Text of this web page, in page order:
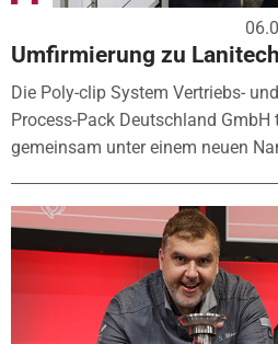
Umfirmierung zu Lanitech
Die Poly-clip System Vertriebs-
Process-Pack Deutschland
gemeinsam unter einem neuen